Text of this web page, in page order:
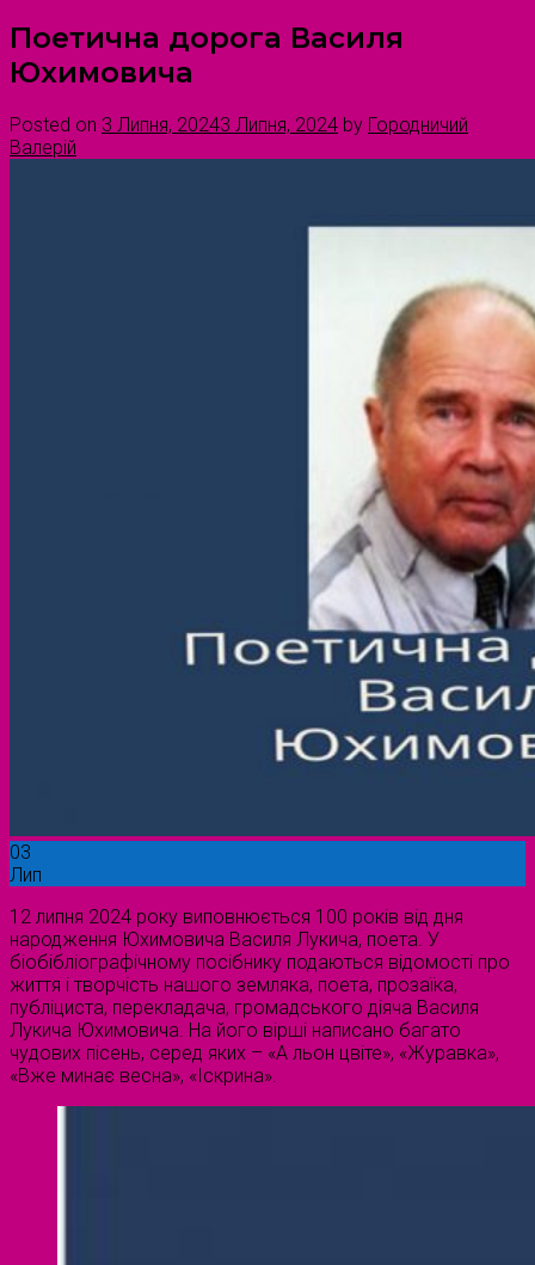
Поетична дорога Василя
Юхимовича
Posted on 3 Липня, 20243 Липня, 2024 by Городничий
Валерій
03
Лип
12 липня 2024 року виповнюється 100 років від дня
народження Юхимовича Василя Лукича, поета. У
біобібліографічному посібнику подаються відомості про
життя і творчість нашого земляка, поета, прозаїка,
публіциста, перекладача, громадського діяча Василя
Лукича Юхимовича. На його вірші написано багато
чудових пісень, серед яких – «А льон цвіте», «Журавка»,
«Вже минає весна», «Іскрина».